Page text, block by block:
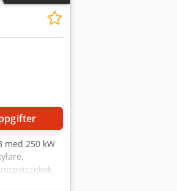
över
med 250 kW